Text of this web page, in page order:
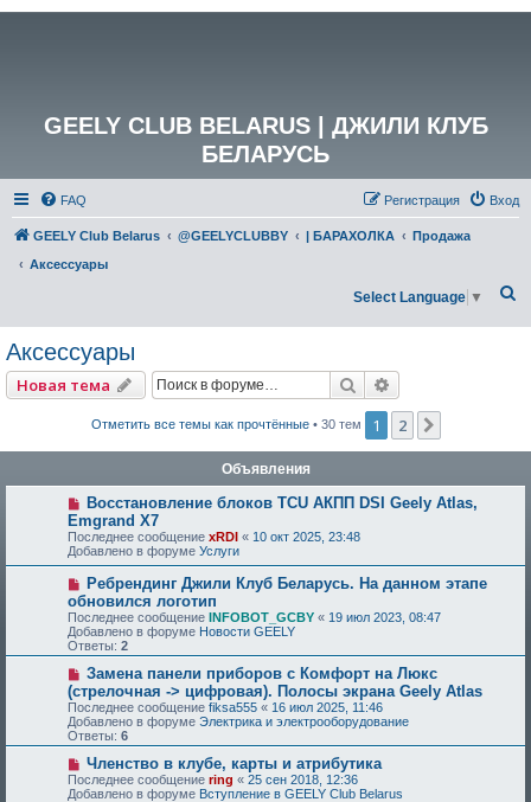
GEELY CLUB BELARUS | ДЖИЛИ КЛУБ
БЕЛАРУСЬ
FAQ Вход
Регистрация
GEELY Club Belarus @GEELYCLUBBY | БАРАХОЛКА
Продажа
Аксессуары
Select Language ▼
Аксессуары
Новая тема Поиск
Отметить все темы как прочтённые• 30 тем 1 2
Объявления
Восстановление блоков TCU АКПП DSI Geely Atlas,
Emgrand X7
Последнее сообщение xRDI « 10 окт 2025, 23:48
Добавлено в форуме Услуги
Ребрендинг Джили Клуб Беларусь. На данном этапе
обновился логотип
Последнее сообщение INFOBOT_GCBY « 19 июл 2023, 08:47
Добавлено в форуме Новости GEELY
Ответы: 2
Замена панели приборов с Комфорт на Люкс
(стрелочная -> цифровая). Полосы экрана Geely Atlas
Последнее сообщение fiksa555 « 16 июл 2025, 11:46
Добавлено в форуме Электрика и электрооборудование
Ответы: 6
Членство в клубе, карты и атрибутика
Последнее сообщение ring « 25 сен 2018, 12:36
Добавлено в форуме Вступление в GEELY Club Belarus